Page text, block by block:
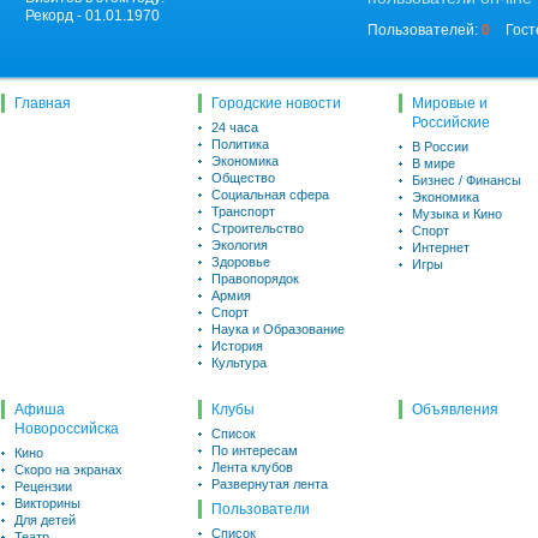
Рекорд - 01.01.1970
Пользователей: 0
Главная Городские новости
24 часа
Политика
Экономика
Общество
Социальная сфера
Транспорт
Строительство
Экология
Здоровье
Правопорядок
Армия
Спорт
Наука и Образование
История
Культура
Мировые и
Российские
В России
В мире
Бизнес / Финансы
Экономика
Музыка и Кино
Спорт
Интернет
Игры
Афиша
Новороссийска
Кино
Скоро на экранах
Рецензии
Викторины
Для детей
Клубы
Список
По интересам
Лента клубов
Развернутая лента
Пользователи
Список
Объявления